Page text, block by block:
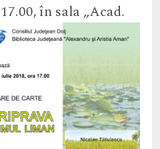
în sala „Acad.